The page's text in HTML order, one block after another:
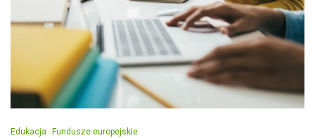
Edukacja Fundusze europejskie